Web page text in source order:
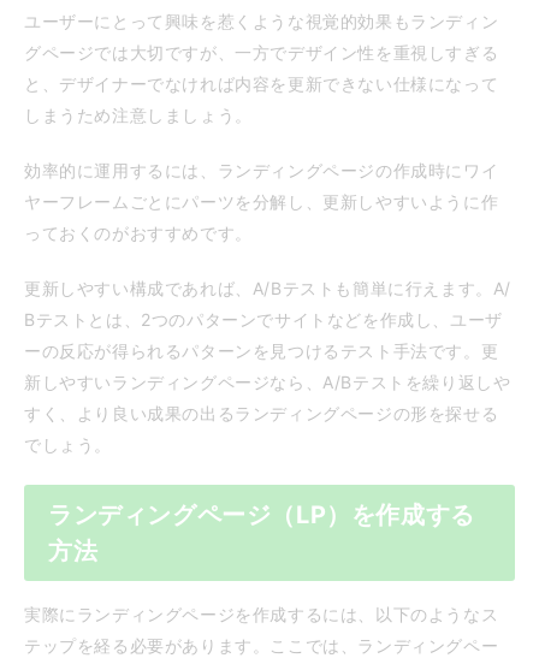
ユーザーにとって興味を惹くような視覚的効果もランディン
グページでは大切ですが、一方でデザイン性を重視しすぎる
と、デザイナーでなければ内容を更新できない仕様になって
しまうため注意しましょう。
効率的に運用するには、ランディングページの作成時にワイ
ヤーフレームごとにパーツを分解し、更新しやすいように作
っておくのがおすすめです。
更新しやすい構成であれば、A/Bテストも簡単に行えます。A/
Bテストとは、2つのパターンでサイトなどを作成し、ユーザ
ーの反応が得られるパターンを見つけるテスト手法です。更
新しやすいランディングページなら、A/Bテストを繰り返しや
すく、より良い成果の出るランディングページの形を探せる
でしょう。
ランディングページ（LP）を作成する
方法
実際にランディングページを作成するには、以下のようなス
テップを経る必要があります。ここでは、ランディングペー